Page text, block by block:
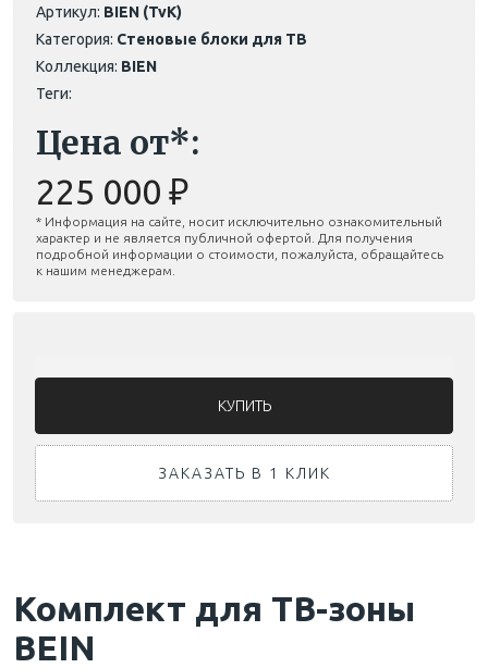
Артикул: BIEN (TvK)
Категория: Стеновые блоки для ТВ
Коллекция: BIEN
Теги:
Цена от*:
225 000 ₽
* Информация на сайте, носит исключительно ознакомительный
характер и не является публичной офертой. Для получения
подробной информации о стоимости, пожалуйста, обращайтесь
к нашим менеджерам.
ЗАКАЗАТЬ В 1 КЛИК
Комплект для ТВ-зоны
BEIN